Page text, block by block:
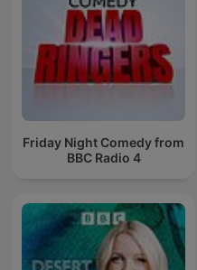
Friday Night Comedy from
BBC Radio 4